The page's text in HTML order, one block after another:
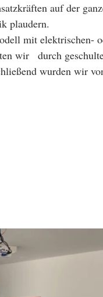
auf der
plaudern.
mit elektrischen-
wir   durch
wurden wir